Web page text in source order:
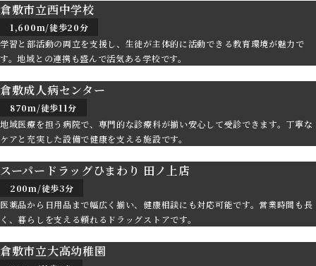
倉敷市立西中学校
1,600m/徒歩20分
学習と部活動の両立を支援し、生徒が主体的に活動できる教育環境が魅力で
す。地域との連携も盛んで活気ある学校です。
倉敷成人病センター
870m/徒歩11分
地域医療を担う病院で、専門的な診療科が揃い安心して受診できます。丁寧な
ケアと充実した設備で健康を支える施設です。
スーパードラッグひまわり 田ノ上店
200m/徒歩3分
医薬品から日用品まで幅広く揃い、健康相談にも対応可能です。営業時間も長
く、暮らしを支える頼れるドラッグストアです。
倉敷市立大高幼稚園